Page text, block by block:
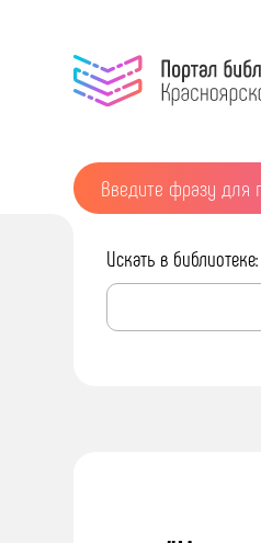
Искать в библиотеке: